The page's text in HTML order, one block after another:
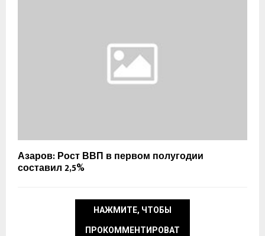
Азаров: Рост ВВП в первом полугодии
составил 2,5%
НАЖМИТЕ, ЧТОБЫ
ПРОКОММЕНТИРОВАТ